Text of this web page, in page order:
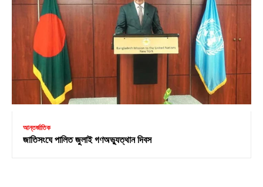
আন্তর্জাতিক
জাতিসংঘে পালিত জুলাই গণঅভ্যুত্থান দিবস